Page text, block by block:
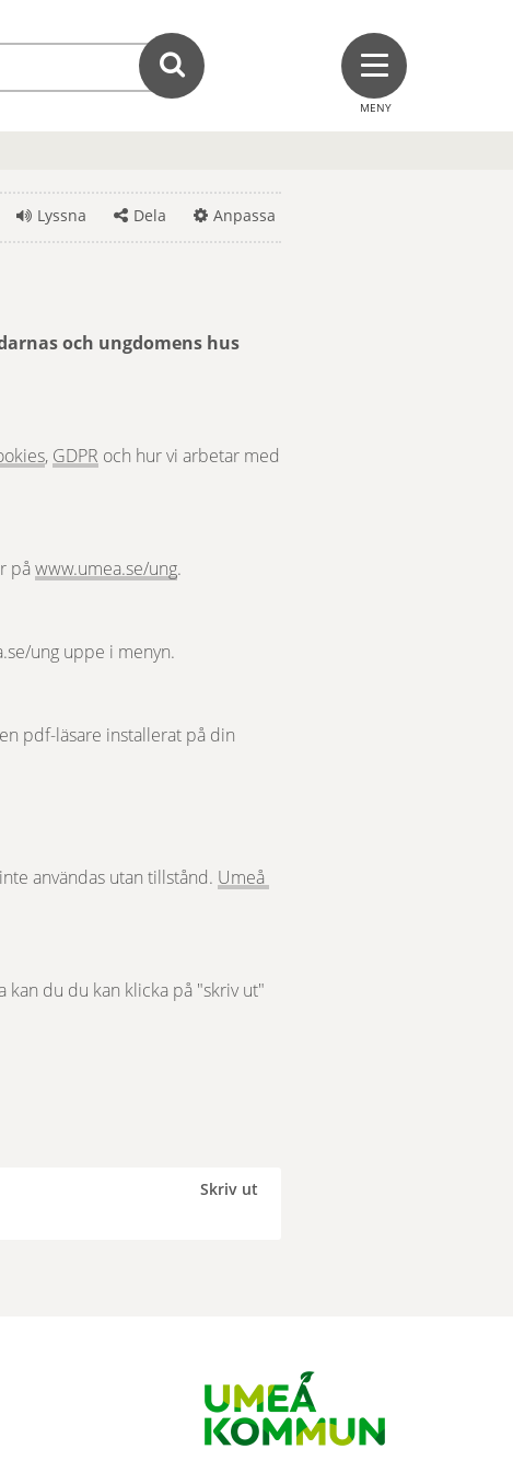
MENY
Anpassa
Dela
Lyssna
och ungdomens hus
Länk till annan webbplats, öppnas i nytt fönster.
, GDPR Länk till annan webbplats, öppnas i nytt fönster.
på www.umea.se/ung.
ung uppe i menyn.
pdf-läsare installerat på din
användas utan tillstånd. Umeå
kan du du kan klicka på "skriv ut"
Skriv ut